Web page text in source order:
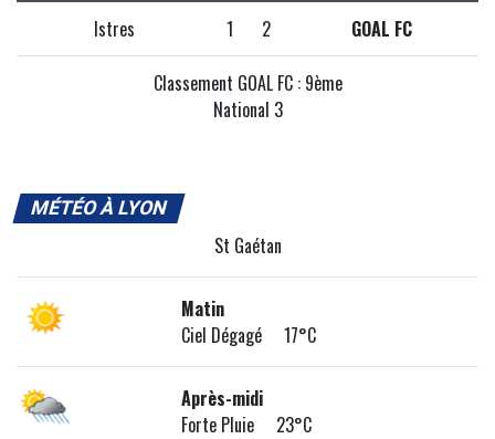
Istres 1 2 GOAL FC
Classement GOAL FC : 9ème
National 3
MÉTÉO À LYON
St Gaétan
Matin
Ciel Dégagé 17°C
Après-midi
Forte Pluie 23°C